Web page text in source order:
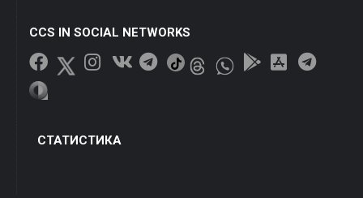
CCS IN SOCIAL NETWORKS
СТАТИСТИКА